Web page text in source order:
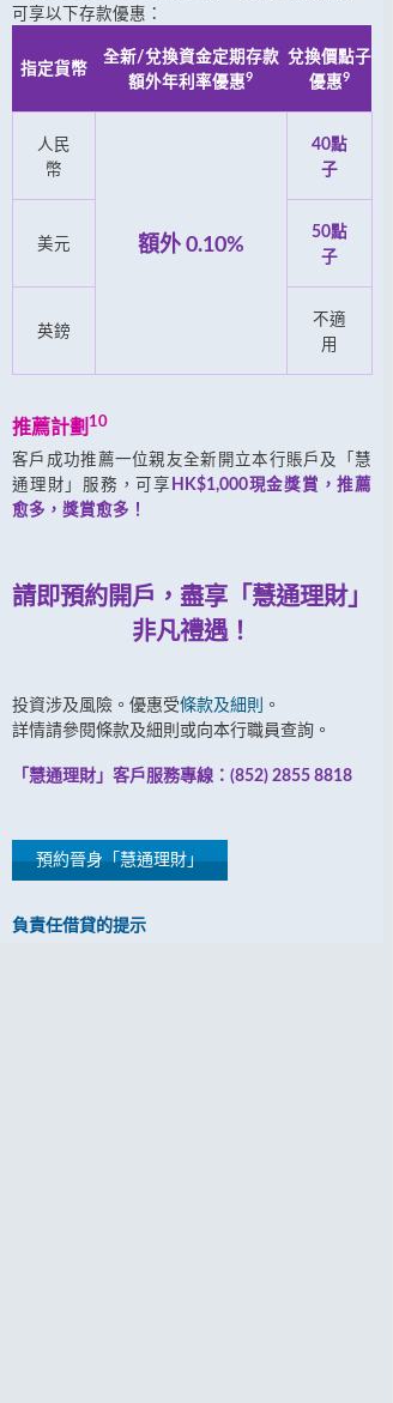
可享以下存款優惠：
指定貨幣
全新/兌換資金定期存款
額外年利率優惠9
兌換價點子
優惠9
人民
幣
額外 0.10%
40點
子
美元
50點
子
英鎊
不適
用
推薦計劃 10
客戶成功推薦一位親友全新開立本行賬戶及「慧
通理財」服務，可享 HK$1,000現金獎賞，推薦
愈多，獎賞愈多！
請即預約開戶，盡享「慧通理財」
非凡禮遇！
投資涉及風險。優惠受條款及細則
。
詳情請參閱條款及細則或向本行職員查詢。
「慧通理財」客戶服務專線：(852) 2855 8818
預約晉身「慧通理財」
負責任借貸的提示